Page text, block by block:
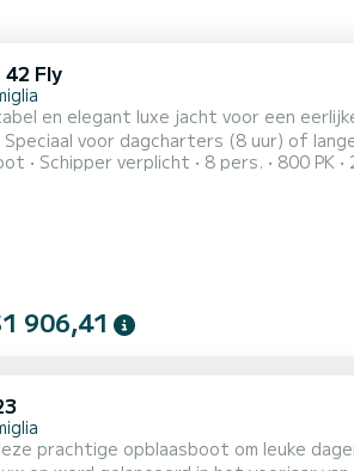
Fly
en elegant luxe jacht voor een
dit luxe jacht met 2 dubbele hutten
Schipper verplicht 8 pers. 800 PK
906,41
prachtige opblaasboot om leuke dagen